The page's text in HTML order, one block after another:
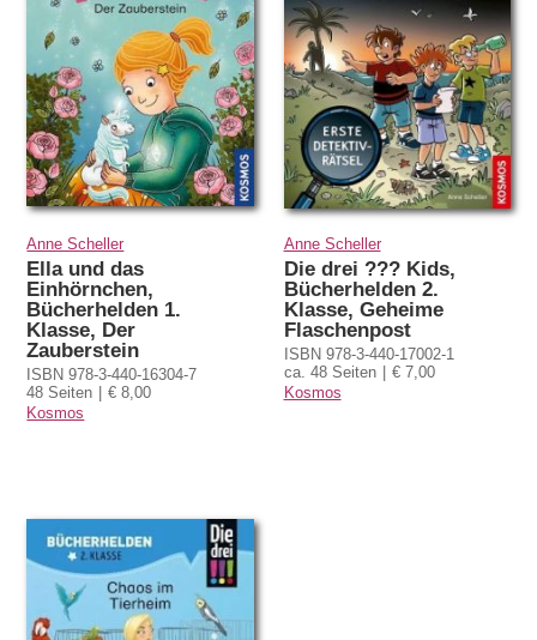
Anne Scheller
Ella und das
Einhörnchen,
Bücherhelden 1.
Klasse, Der
Zauberstein
ISBN 978-3-440-16304-7
48 Seiten
€ 8,00
Kosmos
Anne Scheller
Die drei ??? Kids,
Bücherhelden 2.
Klasse, Geheime
Flaschenpost
ISBN 978-3-440-17002-1
ca. 48 Seiten
€ 7,00
Kosmos